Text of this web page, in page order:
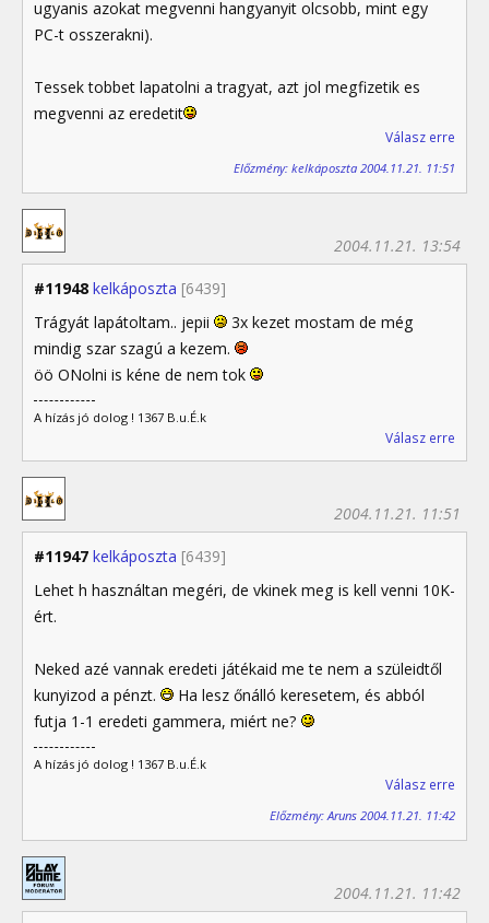
ugyanis azokat megvenni hangyanyit olcsobb, mint egy
PC-t osszerakni).
Tessek tobbet lapatolni a tragyat, azt jol megfizetik es
megvenni az eredetit
Válasz erre
Előzmény: kelkáposzta 2004.11.21. 11:51
#11948 kelkáposzta [6439]
2004.11.21. 13:54
Trágyát lapátoltam.. jepii
3x kezet mostam de még
mindig szar szagú a kezem.
öö ONolni is kéne de nem tok
A hízás jó dolog ! 1367 B.u.É.k
Válasz erre
#11947 kelkáposzta [6439]
2004.11.21. 11:51
Lehet h használtan megéri, de vkinek meg is kell venni 10K-
ért.
Neked azé vannak eredeti játékaid me te nem a szüleidtől
kunyizod a pénzt.
Ha lesz őnálló keresetem, és abból
futja 1-1 eredeti gammera, miért ne?
A hízás jó dolog ! 1367 B.u.É.k
Válasz erre
Előzmény: Aruns 2004.11.21. 11:42
2004.11.21. 11:42